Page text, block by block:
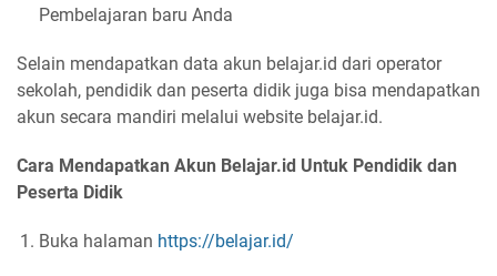
Pembelajaran baru Anda
Selain mendapatkan data akun belajar.id dari operator
sekolah, pendidik dan peserta didik juga bisa mendapatkan
akun secara mandiri melalui website belajar.id.
Cara Mendapatkan Akun Belajar.id Untuk Pendidik dan
Peserta Didik
Buka halaman https://belajar.id/